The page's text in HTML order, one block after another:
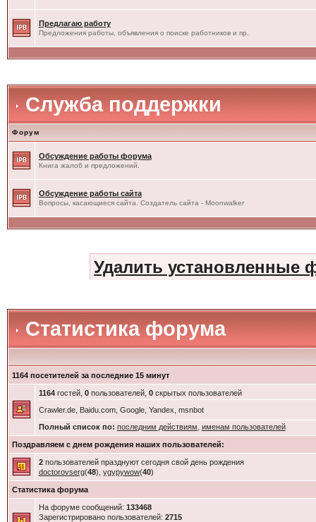
Предлагаю работу
Предложения работы, объявления о поиске работников и пр.
Служба поддержки
Форум
Обсуждение работы форума
Книга жалоб и предложений.
Обсуждение работы сайта
Вопросы, касающиеся сайта. Создатель сайта - Moonwalker
Удалить установленные
Статистика форума
1164 посетителей за последние 15 минут
1164гостей, 0пользователей, 0скрытых пользователей
Crawler.de, Baidu.com, Google, Yandex, msnbot
Полный список по: последним действиям именам пользователей
Поздравляем с днем рождения наших пользователей:
2пользователей празднуют сегодня свой день рождения
doctorovserg(48), ygypywow(40)
Статистика форума
На форуме сообщений: 133468
Зарегистрировано пользователей: 2715